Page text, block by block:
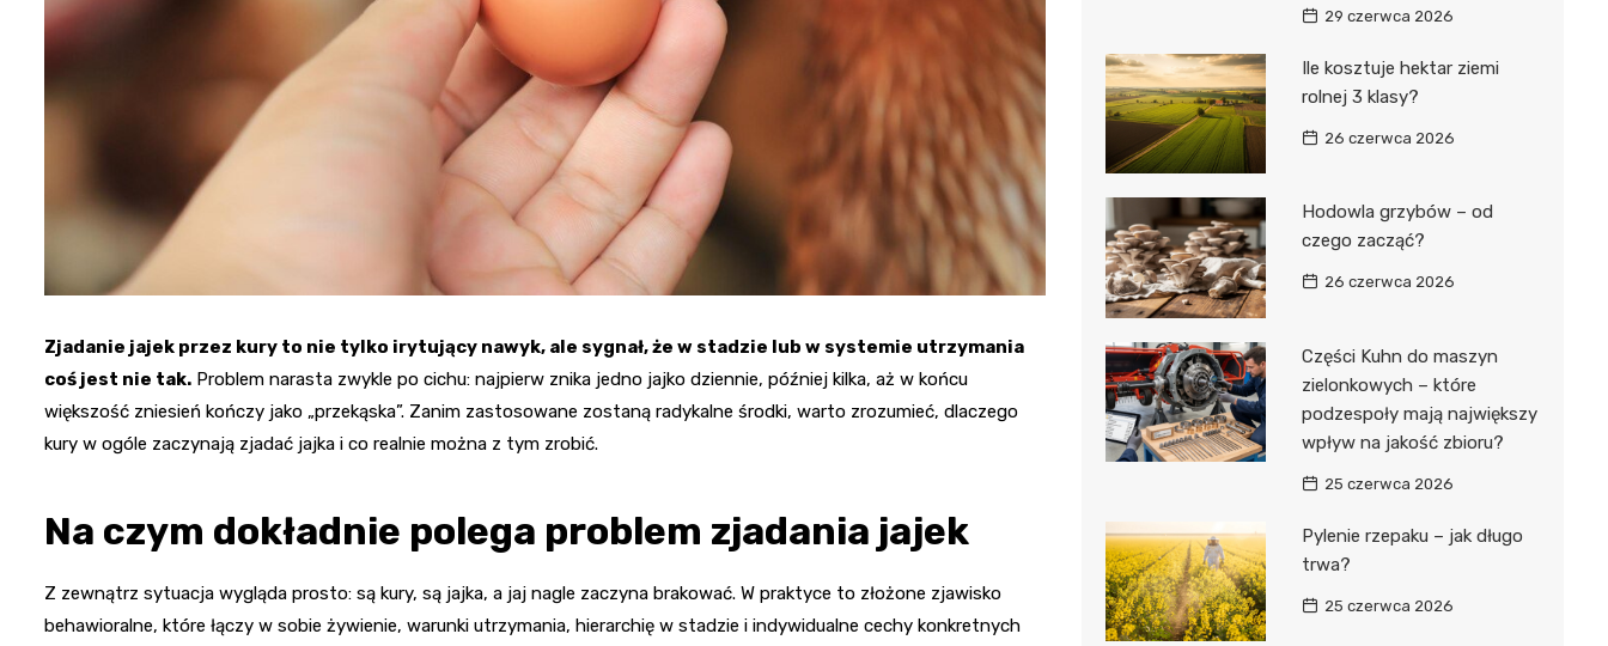
Zjadanie jajek przez kury to nie tylko irytujący nawyk, ale sygnał, że w stadzie lub w systemie utrzymania
coś jest nie tak. Problem narasta zwykle po cichu: najpierw znika jedno jajko dziennie, później kilka, aż w końcu
większość zniesień kończy jako „przekąska”. Zanim zastosowane zostaną radykalne środki, warto zrozumieć, dlaczego
kury w ogóle zaczynają zjadać jajka i co realnie można z tym zrobić.
Na czym dokładnie polega problem zjadania jajek
Z zewnątrz sytuacja wygląda prosto: są kury, są jajka, a jaj nagle zaczyna brakować. W praktyce to złożone zjawisko
behawioralne, które łączy w sobie żywienie, warunki utrzymania, hierarchię w stadzie i indywidualne cechy konkretnych
29 czerwca 2026
Ile kosztuje hektar ziemi
rolnej 3 klasy?
26 czerwca 2026
Hodowla grzybów – od
czego zacząć?
26 czerwca 2026
Części Kuhn do maszyn
zielonkowych – które
podzespoły mają największy
wpływ na jakość zbioru?
25 czerwca 2026
Pylenie rzepaku – jak długo
trwa?
25 czerwca 2026